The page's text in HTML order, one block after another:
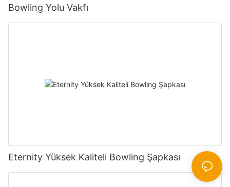
Bowling Yolu Vakfı
Eternity Yüksek Kaliteli Bowling Şapkası